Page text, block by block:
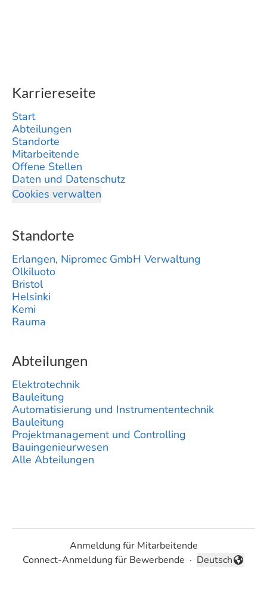
Karriereseite
Start
Abteilungen
Standorte
Mitarbeitende
Offene Stellen
Daten und Datenschutz
Cookies verwalten
Standorte
Erlangen, Nipromec GmbH Verwaltung
Olkiluoto
Bristol
Helsinki
Kemi
Rauma
Abteilungen
Elektrotechnik
Bauleitung
Automatisierung und Instrumententechnik
Bauleitung
Projektmanagement und Controlling
Bauingenieurwesen
Alle Abteilungen
Anmeldung für Mitarbeitende
Connect-Anmeldung für Bewerbende · Sprache ändern
Deutsch